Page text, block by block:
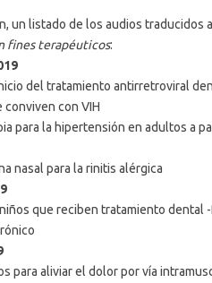
un listado de los audios traducidos
fines terapéuticos:
del tratamiento antirretroviral
con VIH
para la hipertensión en adultos a
nasal para la rinitis alérgica
que reciben tratamiento dental
para aliviar el dolor por vía